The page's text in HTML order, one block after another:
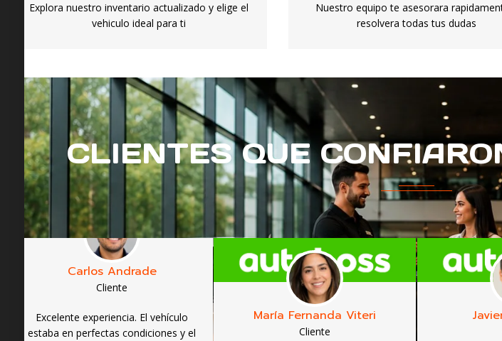
Explora nuestro inventario actualizado y elige el
vehiculo ideal para ti
Nuestro equipo te asesorara
resolvera todas tus dudas
CLIENTES QUE
Carlos Andrade
Cliente
Excelente experiencia. El vehículo
estaba en perfectas condiciones y el
María Fernanda Viteri
Cliente